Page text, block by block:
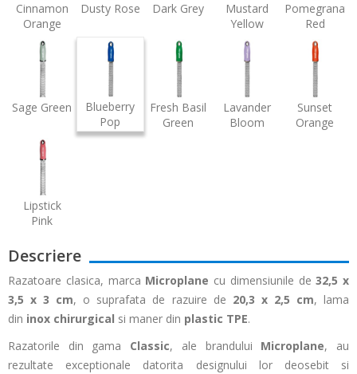
Cinnamon
Orange
Dusty Rose Dark Grey
Mustard
Yellow
Pomegranate
Red
Sage Green
Blueberry
Pop
Fresh Basil
Green
Lavander
Bloom
Sunset
Orange
Lipstick
Pink
Descriere
Razatoare clasica, marca Microplane cu dimensiunile de32,5 x
3,5 x 3 cm, o suprafata de razuire de 20,3 x 2,5 cm, lama
din inox chirurgical si maner din plastic TPE.
Razatorile din gama Classic, ale brandului Microplane, au
rezultate exceptionale datorita designului lor deosebit si